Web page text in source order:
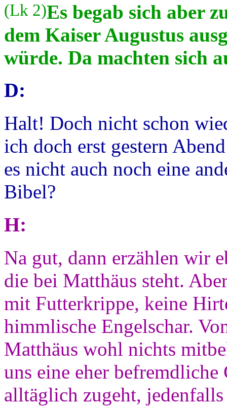
(Lk 2)Es begab sich aber
dem Kaiser Augustus
würde. Da machten sich
D:
Halt! Doch nicht schon
ich doch erst gestern
es nicht auch noch eine
Bibel?
H:
Na gut, dann erzählen wir
die bei Matthäus steht.
mit Futterkrippe, keine
himmlische Engelschar.
Matthäus wohl nichts
uns eine eher befremdliche
alltäglich zugeht,